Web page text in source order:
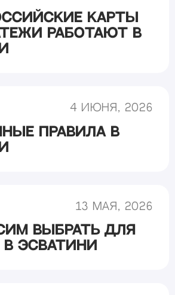
карты
работают в
4 июня, 2026
правила в
13 мая, 2026
выбрать для
в Эсватини